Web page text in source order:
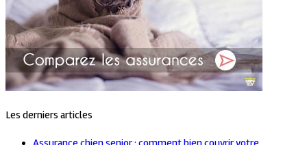
Les derniers articles